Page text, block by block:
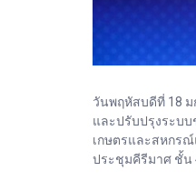
วันพฤหัสบดีที่ 18
และปรับปรุงระบ
เกษตรและสหกร
ประชุมคีรีมาศ ชั้น